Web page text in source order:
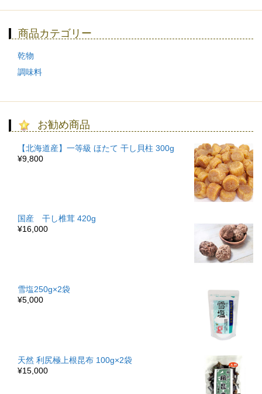
商品カテゴリー
乾物
調味料
お勧め商品
【北海道産】一等級 ほたて 干し貝柱 300g
¥9,800
国産 干し椎茸 420g
¥16,000
雪塩250g×2袋
¥5,000
天然 利尻極上根昆布 100g×2袋
¥15,000